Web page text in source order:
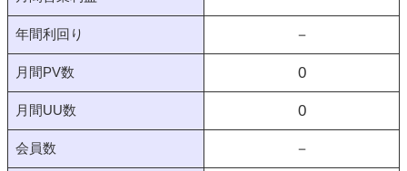
年間利回り －
月間PV数 0
月間UU数 0
会員数 －